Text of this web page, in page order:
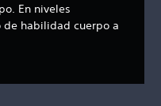
En niveles
habilidad cuerpo a